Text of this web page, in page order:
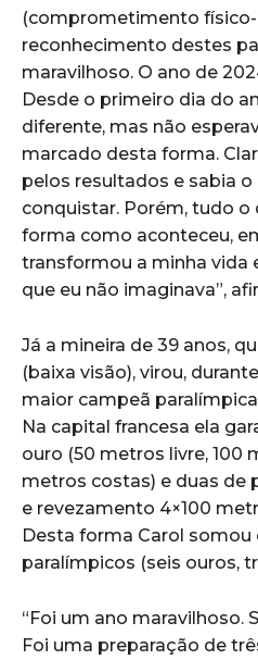
(comprometimento físico-
reconhecimento destes
maravilhoso. O ano de
Desde o primeiro dia do
diferente, mas não
marcado desta forma.
pelos resultados e sabia o
conquistar. Porém, tudo o
forma como aconteceu,
transformou a minha vida
que eu não imaginava”,
Já a mineira de 39 anos,
(baixa visão), virou,
maior campeã
Na capital francesa ela
ouro (50 metros livre, 100
metros costas) e duas de
e revezamento 4×100
Desta forma Carol somou
paralímpicos (seis ouros,
“Foi um ano maravilhoso.
Foi uma preparação de